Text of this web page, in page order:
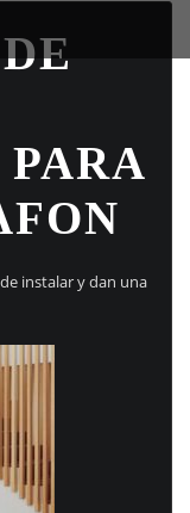
instalar y dan una